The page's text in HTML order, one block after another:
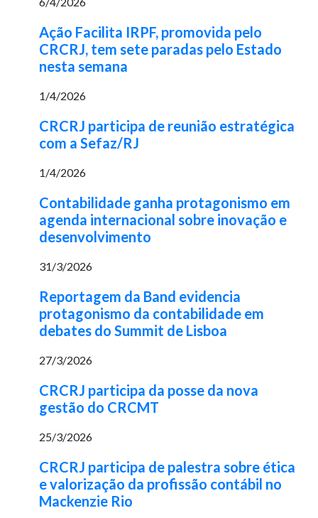
Ação Facilita IRPF, promovida pelo
CRCRJ, tem sete paradas pelo Estado
nesta semana
1/4/2026
CRCRJ participa de reunião estratégica
com a Sefaz/RJ
1/4/2026
Contabilidade ganha protagonismo em
agenda internacional sobre inovação e
desenvolvimento
31/3/2026
Reportagem da Band evidencia
protagonismo da contabilidade em
debates do Summit de Lisboa
27/3/2026
CRCRJ participa da posse da nova
gestão do CRCMT
25/3/2026
CRCRJ participa de palestra sobre ética
e valorização da profissão contábil no
Mackenzie Rio